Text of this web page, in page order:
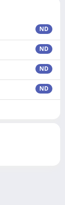
ND
ND
ND
ND